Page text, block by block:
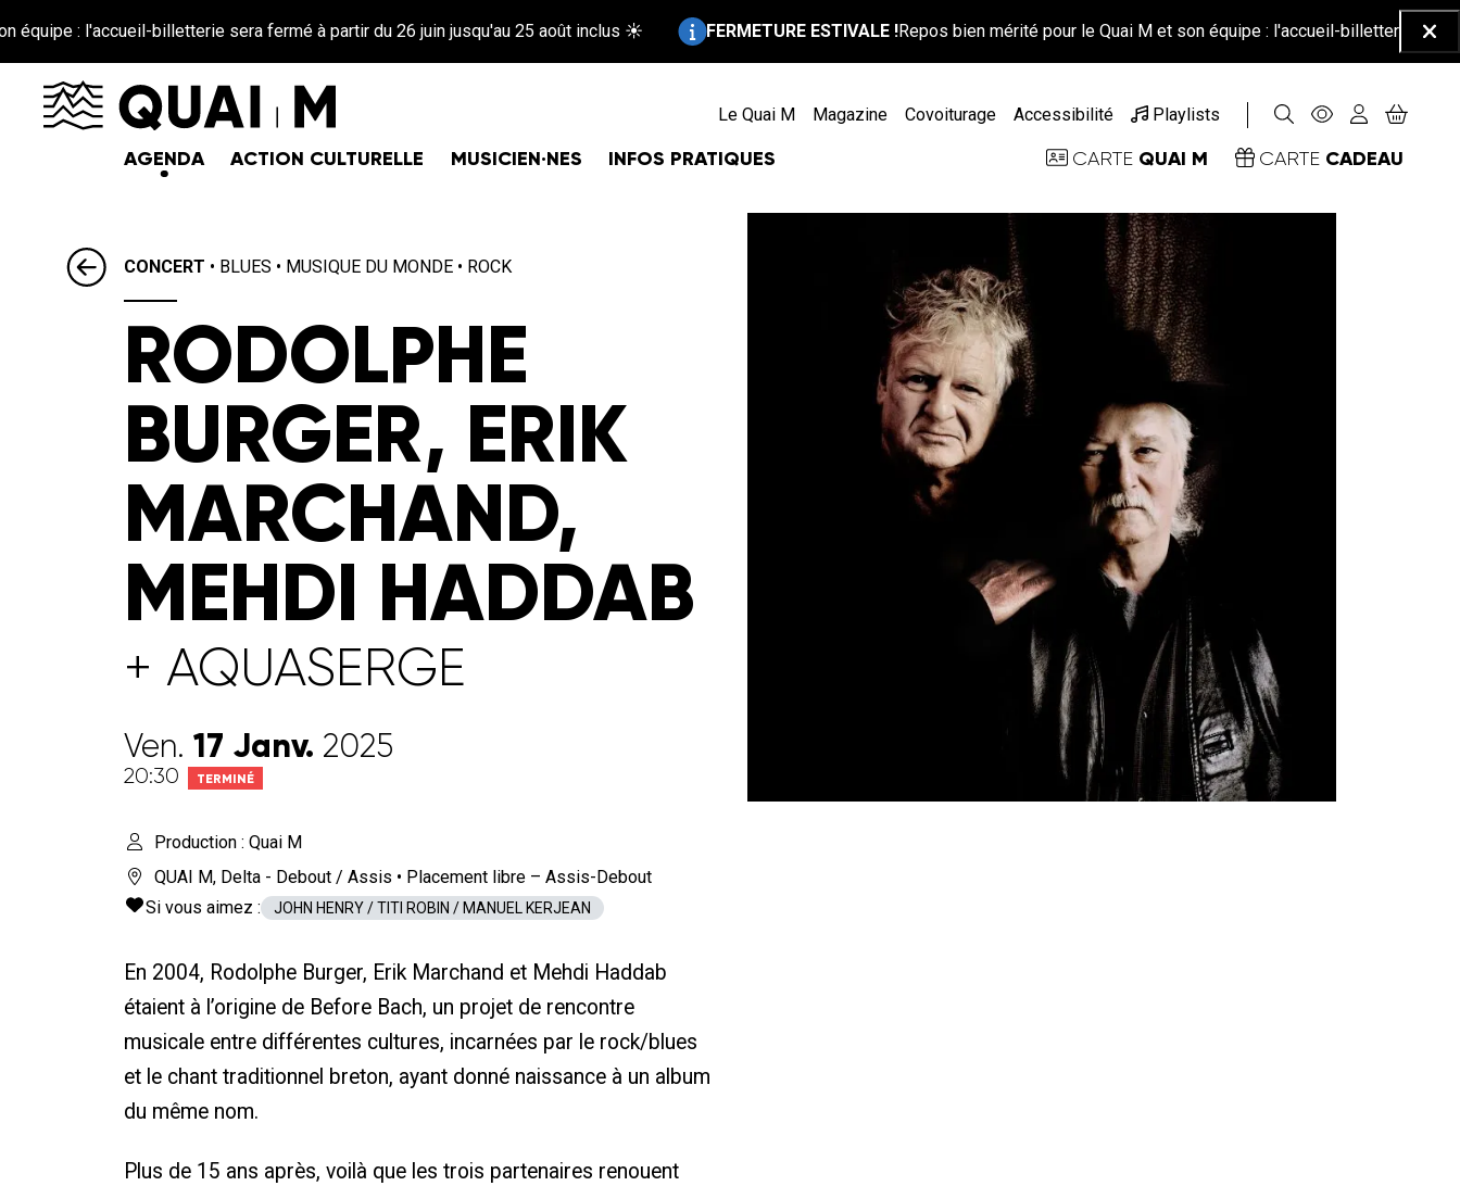
billetterie sera fermé à partir du 26 juin jusqu'au 25 août inclus ☀️
Information :
FERMETURE ESTIVALE ! Repos bien mérité pour le Quai M et son équipe : l'accueil-billetterie sera fermé à
Le Quai M Magazine Covoiturage Accessibilité Playlists
AGENDA ACTION CULTURELLE MUSICIEN·NES INFOS PRATIQUES CARTE QUAI M CARTE CADEAU
CONCERT • BLUES • MUSIQUE DU MONDE • ROCK
RODOLPHE
BURGER, ERIK
MARCHAND,
MEHDI HADDAB
+ AQUASERGE
Ven. 17 Janv. 2025
20:30 TERMINÉ
Production : Quai M
QUAI M, Delta - Debout / Assis • Placement libre – Assis-Debout
Si vous aimez :
JOHN HENRY / TITI ROBIN / MANUEL KERJEAN
En 2004, Rodolphe Burger, Erik Marchand et Mehdi Haddab
étaient à l’origine de Before Bach, un projet de rencontre
musicale entre différentes cultures, incarnées par le rock/blues
et le chant traditionnel breton, ayant donné naissance à un album
du même nom.
Plus de 15 ans après, voilà que les trois partenaires renouent